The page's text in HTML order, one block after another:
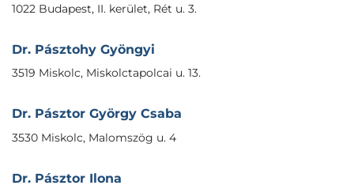
1022 Budapest, II. kerület, Rét u. 3.
Dr. Pásztohy Gyöngyi
3519 Miskolc, Miskolctapolcai u. 13.
Dr. Pásztor György Csaba
3530 Miskolc, Malomszög u. 4
Dr. Pásztor Ilona